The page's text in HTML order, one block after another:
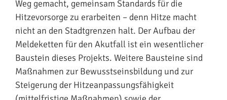
Weg gemacht, gemeinsam Standards für die
Hitzevorsorge zu erarbeiten – denn Hitze macht
nicht an den Stadtgrenzen halt. Der Aufbau der
Meldeketten für den Akutfall ist ein wesentlicher
Baustein dieses Projekts. Weitere Bausteine sind
Maßnahmen zur Bewusstseinsbildung und zur
Steigerung der Hitzeanpassungsfähigkeit